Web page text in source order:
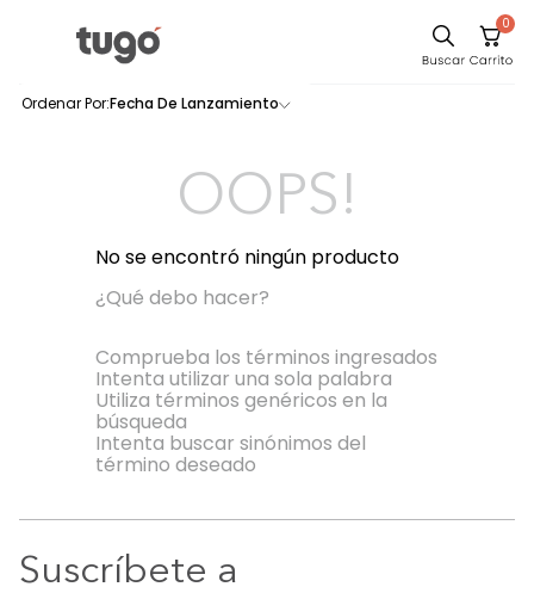
0
Fecha De Lanzamiento
0productos
OOPS!
No se encontró ningún producto
¿Qué debo hacer?
Comprueba los términos ingresados
Intenta utilizar una sola palabra
Utiliza términos genéricos en la
búsqueda
Intenta buscar sinónimos del
término deseado
Suscríbete a
Sofa
Cuadros
Cama
Mesa Centro
Mesa Noche